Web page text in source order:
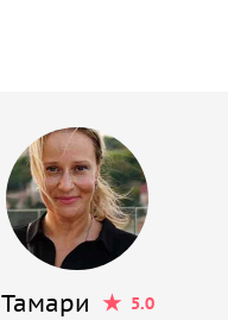
Тамари 5.0